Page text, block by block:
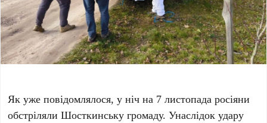
Як уже повідомлялося, у ніч на 7 листопада росіяни
обстріляли Шосткинську громаду. Унаслідок удару